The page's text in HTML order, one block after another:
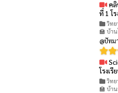
คลิ
ที่ 1 โ
วิทย
🏫 บ้าน
@ปัทม
โรงเ
วิท
🏫 บ้า